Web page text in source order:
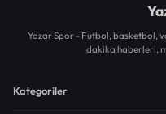
Yazar Spor - Futbol, basketbol,
dakika haberleri,
Kategoriler